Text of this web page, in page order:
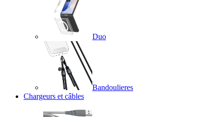
Duo
Bandoulieres
Chargeurs et câbles